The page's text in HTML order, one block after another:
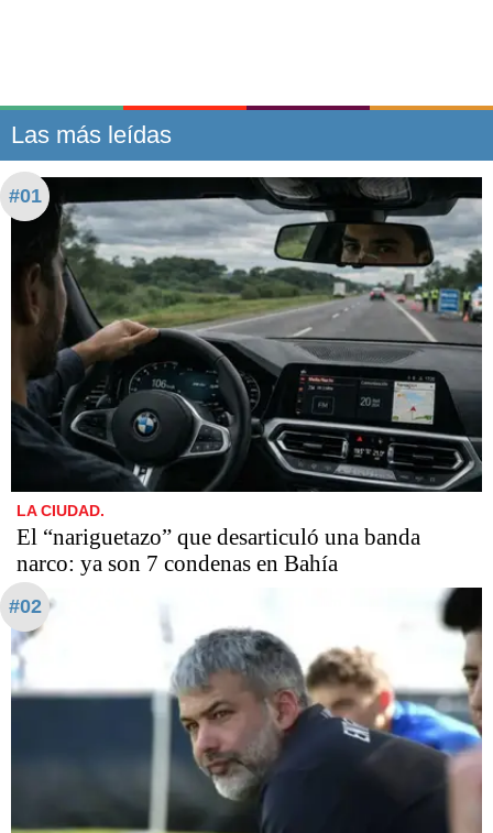
Las más leídas
#01
LA CIUDAD.
​​​​​El “nariguetazo” que desarticuló una banda
narco: ya son 7 condenas en Bahía
#02